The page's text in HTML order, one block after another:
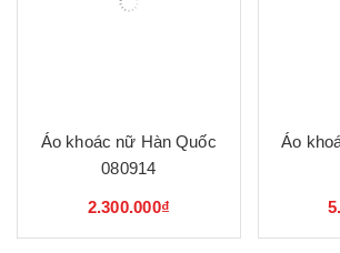
Áo khoác nữ Hàn Quốc
080914
2.300.000₫
Áo